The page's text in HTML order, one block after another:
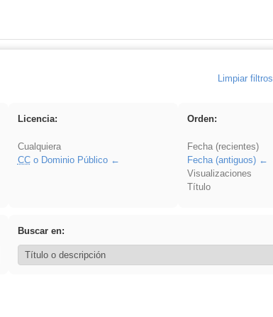
Limpiar filtros
Licencia:
Cualquiera
CCo Dominio Público
Orden:
Fecha (recientes)
Fecha (antiguos)
Visualizaciones
Título
Buscar en: